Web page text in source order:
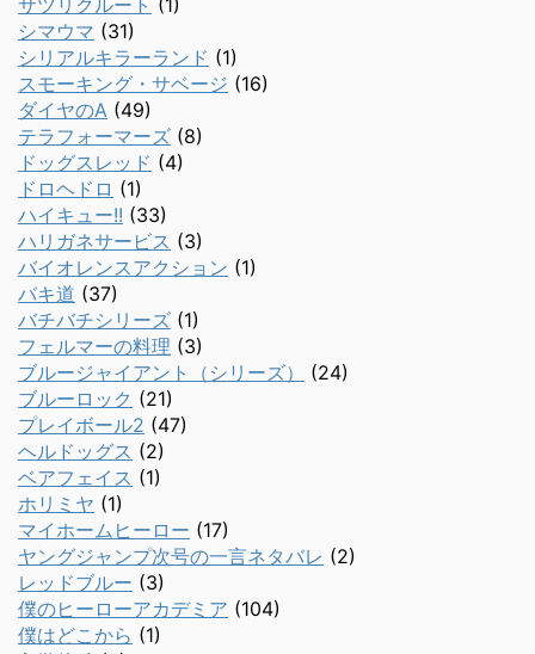
サツリクルート (1)
シマウマ (31)
シリアルキラーランド (1)
スモーキング・サベージ (16)
ダイヤのA (49)
テラフォーマーズ (8)
ドッグスレッド (4)
ドロヘドロ (1)
ハイキュー!! (33)
ハリガネサービス (3)
バイオレンスアクション (1)
バキ道 (37)
バチバチシリーズ (1)
フェルマーの料理 (3)
ブルージャイアント（シリーズ）
(24)
ブルーロック (21)
プレイボール2 (47)
ヘルドッグス (2)
ベアフェイス (1)
ホリミヤ (1)
マイホームヒーロー (17)
ヤングジャンプ次号の一言ネタバレ (2)
レッドブルー (3)
僕のヒーローアカデミア (104)
僕はどこから (1)